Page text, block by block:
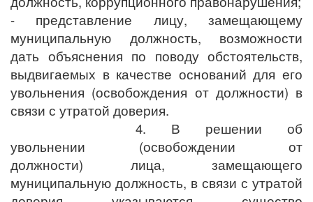
- представление лицу, замещающему
муниципальную должность, возможности
дать объяснения по поводу обстоятельств,
выдвигаемых в качестве оснований для его
увольнения (освобождения от должности) в
связи с утратой доверия.
4. В решении об
увольнении (освобождении от
должности) лица, замещающего
муниципальную должность, в связи с утратой